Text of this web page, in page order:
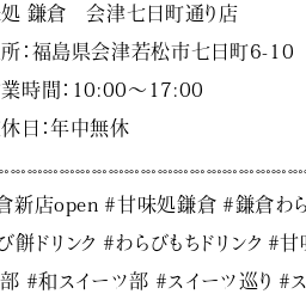
鎌倉 会津七日町通り店
：福島県会津若松市七日町6-10
時間：10:00〜17:00
日：年中無休
新店open #甘味処鎌倉 #鎌倉わら
餅ドリンク #わらびもちドリンク #
#和スイーツ部 #スイーツ巡り #